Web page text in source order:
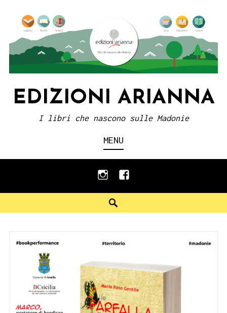
content
EDIZIONI ARIANNA
I libri che nascono sulle Madonie
MENU
instagramfacebook